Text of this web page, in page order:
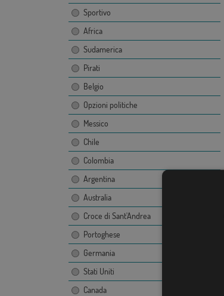
Sportivo
Africa
Sudamerica
Pirati
Belgio
Opzioni politiche
Messico
Chile
Colombia
Argentina
Australia
Croce di Sant'Andrea
Portoghese
Germania
Stati Uniti
Canada